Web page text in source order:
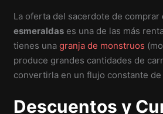
La oferta del sacerdote de comprar
esmeraldas es una de las más
tienes unagranja de monstruos
produce grandes cantidades de
convertirla en un flujo constante de
Descuentos y